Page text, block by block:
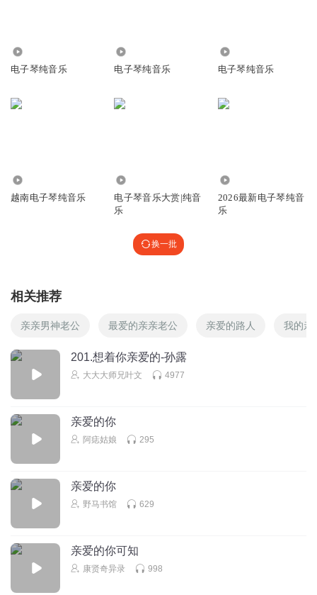
电子琴纯音乐 电子琴纯音乐 电子琴纯音乐
越南电子琴纯音乐
电子琴音乐大赏|纯音
乐
2026最新电子琴纯音
乐
换一批
相关推荐
亲亲男神老公 最爱的亲亲老公 亲爱的路人 我的亲
201.想着你亲爱的-孙露
大大大师兄叶文 4977
亲爱的你
阿痣姑娘 295
亲爱的你
野马书馆 629
亲爱的你可知
康贤奇异录 998